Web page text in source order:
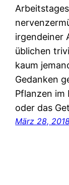
irgendeiner
üblichen
kaum
Gedanken
Pflanzen im
oder das
März 28, 2018